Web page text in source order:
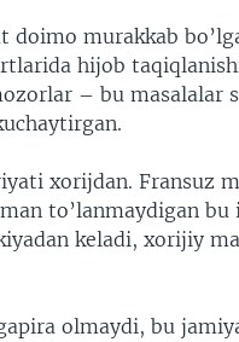
doimo murakkab
hijob
– bu masalalar
xorijdan. Fransuz
to’lanmaydigan
keladi, xorijiy
olmaydi, bu